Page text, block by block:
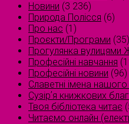
Новини (3 236)
Природа Полісся (6)
Про нас (1)
Проєкти/Програми (35)
Прогулянка вулицями
Професійні навчання
Професійні новини (96)
Славетні імена
Сузірʼя книжкових
Твоя бібліотека читає
Читаємо онлайн